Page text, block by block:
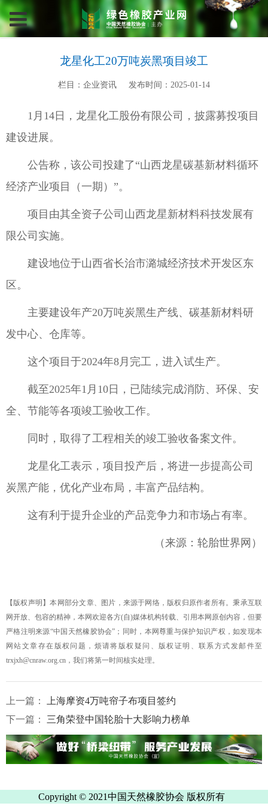
龙星化工20万吨炭黑项目竣工
栏目：企业资讯 发布时间：2025-01-14
1月14日，龙星化工股份有限公司，披露募投项目
建设进展。
公告称，该公司投建了“山西龙星碳基新材料循环
经济产业项目（一期）”。
项目由其全资子公司山西龙星新材料科技发展有
限公司实施。
建设地位于山西省长治市潞城经济技术开发区东
区。
主要建设年产20万吨炭黑生产线、碳基新材料研
发中心、仓库等。
这个项目于2024年8月完工，进入试生产。
截至2025年1月10日，已陆续完成消防、环保、安
全、节能等各项竣工验收工作。
同时，取得了工程相关的竣工验收备案文件。
龙星化工表示，项目投产后，将进一步提高公司
炭黑产能，优化产业布局，丰富产品结构。
这有利于提升企业的产品竞争力和市场占有率。
（来源：轮胎世界网）
【版权声明】本网部分文章、图片，来源于网络，版权归原作者所有。秉承互联
网开放、包容的精神，本网欢迎各方(自)媒体机构转载、引用本网原创内容，但要
严格注明来源“中国天然橡胶协会”；同时，本网尊重与保护知识产权，如发现本
网站文章存在版权问题，烦请将版权疑问、版权证明、联系方式发邮件至
trxjxh@cnraw.org.cn，我们将第一时间核实处理。
上一篇：
上海摩资4万吨帘子布项目签约
下一篇：
三角荣登中国轮胎十大影响力榜单
Copyright © 2021中国天然橡胶协会 版权所有